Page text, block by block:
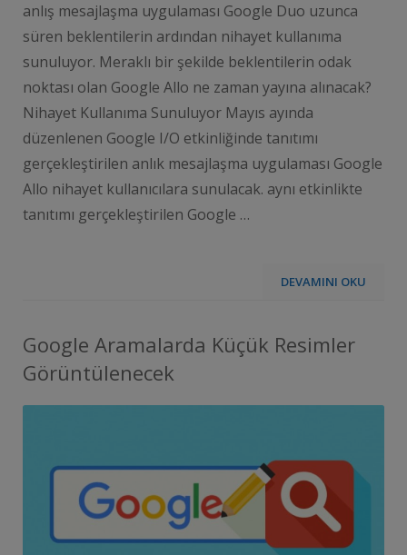
anlış mesajlaşma uygulaması Google Duo uzunca
süren beklentilerin ardından nihayet kullanıma
sunuluyor. Meraklı bir şekilde beklentilerin odak
noktası olan Google Allo ne zaman yayına alınacak?
Nihayet Kullanıma Sunuluyor Mayıs ayında
düzenlenen Google I/O etkinliğinde tanıtımı
gerçekleştirilen anlık mesajlaşma uygulaması Google
Allo nihayet kullanıcılara sunulacak. aynı etkinlikte
tanıtımı gerçekleştirilen Google …
DEVAMINI OKU
Google Aramalarda Küçük Resimler
Görüntülenecek